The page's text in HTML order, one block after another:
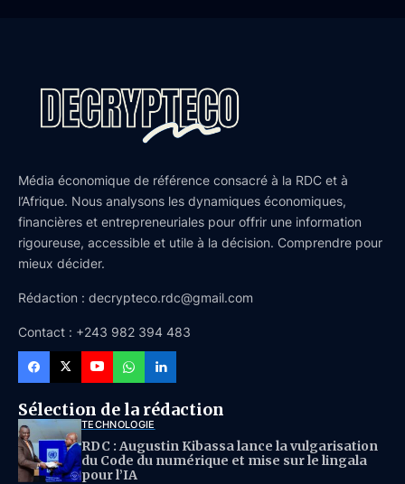
Média économique de référence consacré à la RDC et à
l’Afrique. Nous analysons les dynamiques économiques,
financières et entrepreneuriales pour offrir une information
rigoureuse, accessible et utile à la décision. Comprendre pour
mieux décider.
Rédaction : decrypteco.rdc@gmail.com
Contact : +243 982 394 483
Sélection de la rédaction
TECHNOLOGIE
RDC : Augustin Kibassa lance la vulgarisation
du Code du numérique et mise sur le lingala
pour l’IA